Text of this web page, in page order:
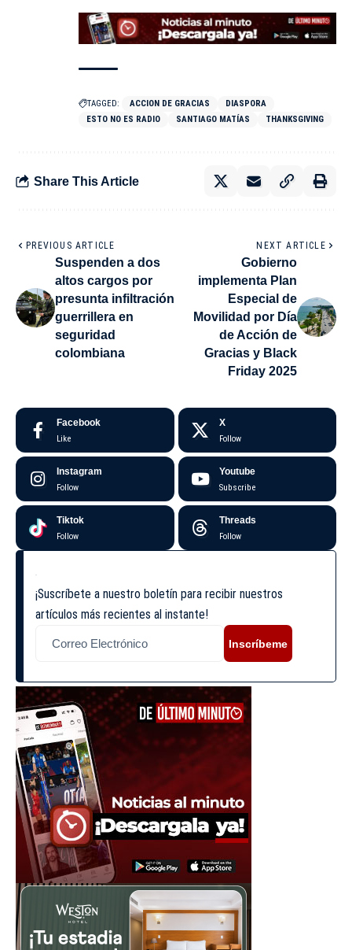
TAGGED: ACCION DE GRACIAS
DIASPORA
ESTO NO ES RADIO
SANTIAGO MATÍAS THANKSGIVING
Share This Article
PREVIOUS ARTICLE
Suspenden a dos
altos cargos por
presunta infiltración
guerrillera en
seguridad
colombiana
NEXT ARTICLE
Gobierno
implementa Plan
Especial de
Movilidad por Día
de Acción de
Gracias y Black
Friday 2025
Facebook
Like
X
Follow
Instagram
Follow
Youtube
Subscribe
Tiktok
Follow
Threads
Follow
¡Suscríbete a nuestro boletín para recibir nuestros
artículos más recientes al instante!
Inscríbeme